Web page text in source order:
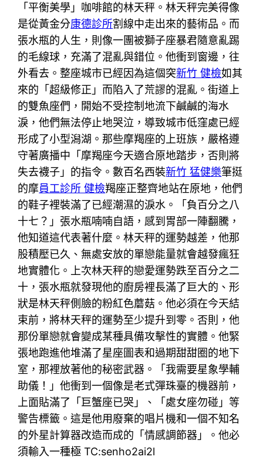
「平衡美學」咖啡館的林天秤。林天秤完美得像
是從黃金分康德診所割線中走出來的藝術品。而
張水瓶的人生，則像一團被獅子座暴君隨意亂踢
的毛線球，充滿了混亂與錯位。他衝到窗邊，往
外看去。整座城市已經因為這個突新竹 健檢如其
來的「超級修正」而陷入了荒謬的混亂。街道上
的雙魚座們，開始不受控制地流下鹹鹹的海水
淚，他們無法停止地哭泣，導致城市低窪處已經
形成了小型潟湖。那些摩羯座的上班族，嚴格遵
守著廣播中「摩羯座今天適合原地踏步，否則將
失去襪子」的指令。數百名西裝新竹 猛健樂筆挺
的摩員工診所 健檢羯座正整齊地站在原地，他們
的鞋子裡裝滿了已經潮濕的淚水。「負百分之八
十七？」張水瓶喃喃自語，感到胃部一陣翻騰，
他知道這代表著什麼。林天秤的運勢越差，他那
股積壓已久、無處安放的單戀能量就會越發瘋狂
地實體化。上次林天秤的戀愛運勢跌至百分之二
十，張水瓶就發現他的廚房裡長滿了巨大的、形
狀是林天秤側臉的粉紅色蘑菇。他必須在今天結
束前，將林天秤的運勢至少提升到零。否則，他
那份單戀就會變成某種具備攻擊性的實體。他緊
張地跑進他堆滿了星座圖表和過期甜甜圈的地下
室，那裡放著他的秘密武器。「我需要星象學輔
助儀！」他衝到一個像是老式彈珠臺的機器前，
上面貼滿了「巨蟹座已哭」、「處女座勿碰」等
警告標籤。這是他用廢棄的唱片機和一個不知名
的外星計算器改造而成的「情感調節器」。他必
須輸入一種極 TC:senho2ai2l